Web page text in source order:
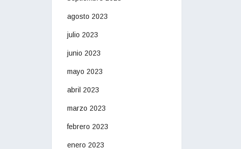
agosto 2023
julio 2023
junio 2023
mayo 2023
abril 2023
marzo 2023
febrero 2023
enero 2023